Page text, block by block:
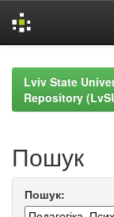
navigationLviv State
Repository
Пошук
Пошук: